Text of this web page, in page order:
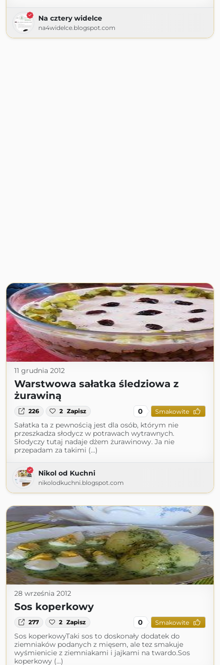
Na cztery widelce
na4widelce.blogspot.com
11 grudnia 2012
Warstwowa sałatka śledziowa z
żurawiną
226 2 Zapisz 0 Smakowite
Sałatka ta z pewnością jest dla osób, którym nie
przeszkadza słodycz w potrawach wytrawnych.
Słodyczy tutaj nadaje dżem żurawinowy. Ja nie
przepadam za takimi (...)
Nikol od Kuchni
nikolodkuchni.blogspot.com
28 września 2012
Sos koperkowy
277 2 Zapisz 0 Smakowite
Sos koperkowyTaki sos to doskonały dodatek do
ziemniaków podanych z mięsem, ale tez smakuje
wyśmienicie z ziemniakami i jajkami na twardo.Sos
koperkowy (...)